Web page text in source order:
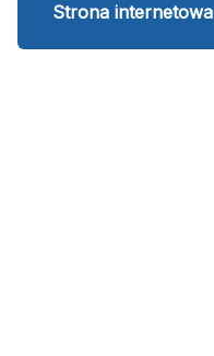
Strona internetowa